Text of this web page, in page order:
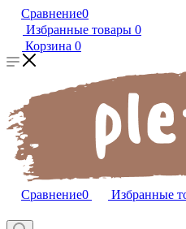
Сравнение0
Избранные товары 0
Корзина 0
Сравнение0 Избранные